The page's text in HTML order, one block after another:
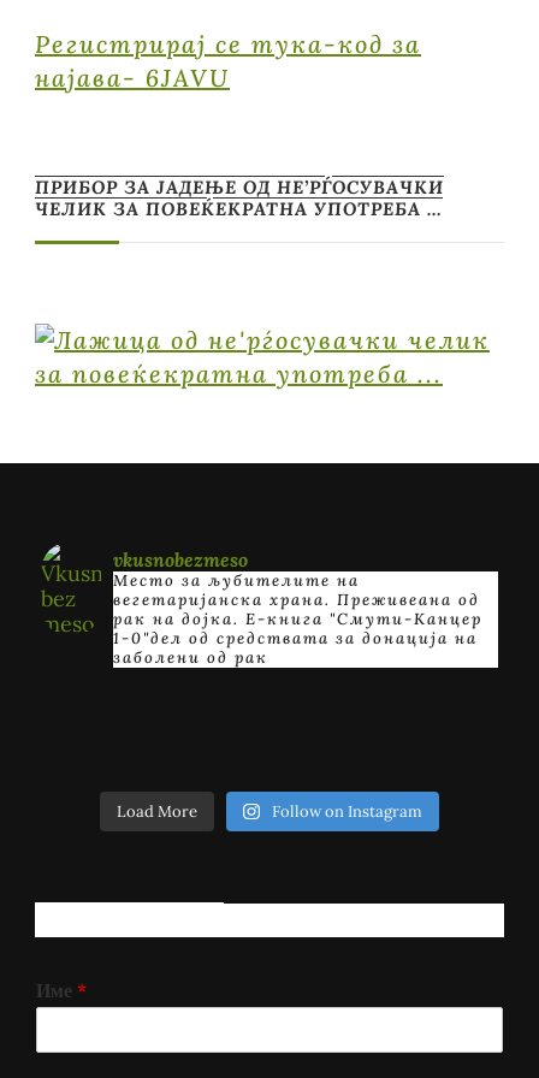
Регистрирај се тука-код за
најава- 6JAVU
ПРИБОР ЗА ЈАДЕЊЕ ОД НЕ’РЃОСУВАЧКИ
ЧЕЛИК ЗА ПОВЕЌЕКРАТНА УПОТРЕБА …
vkusnobezmeso
Место за љубителите на
вегетаријанска храна. Преживеана од
рак на дојка. E-книга "Смути-Канцер
1-0"дел од средствата за донација на
заболени од рак
Load More Follow on Instagram
Име *